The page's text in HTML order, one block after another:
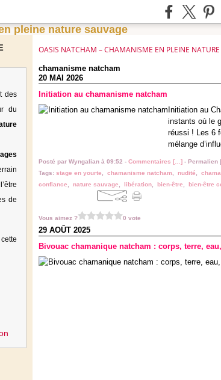
des
du
de
OASIS NATCHAM – CHAMANISME EN PLEINE
chamanisme natcham
20 MAI 2026
Initiation au chamanisme natcham
Initiation au
instants où le
réussi ! Les 6
mélange
Posté par Wyngalian à 09:52 - Commentaires [ ] - Permalien [
Tags: stage en yourte chamanisme natcham nudité
confiance
nature sauvage libération bien-être bien-être
Vous aimez ? 0 vote
29 AOÛT 2025
Bivouac chamanique natcham : corps, terre,